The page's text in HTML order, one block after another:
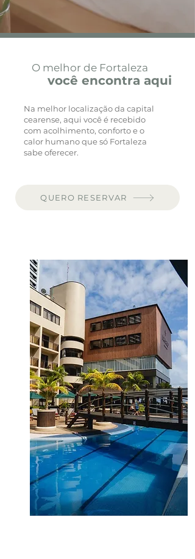
você encontra aqui
O melhor de Fortaleza
Na melhor localização da capital
cearense, aqui você é recebido
com acolhimento, conforto e o
calor humano que só Fortaleza
sabe oferecer.
QUERO RESERVAR